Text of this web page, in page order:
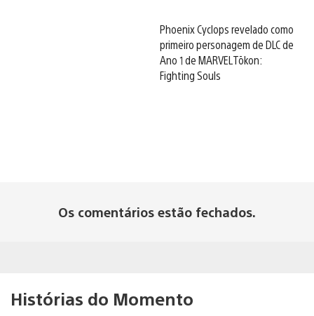
Phoenix Cyclops revelado como
primeiro personagem de DLC de
Ano 1 de MARVEL Tōkon:
Fighting Souls
Os comentários estão fechados.
Histórias do Momento